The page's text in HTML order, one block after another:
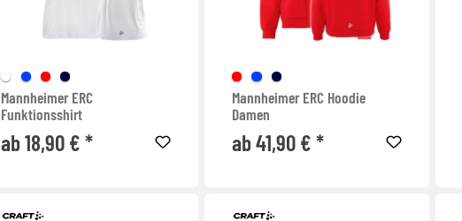
Mannheimer ERC
Funktionsshirt
ab 18,90 € *
Mannheimer ERC Hoodie
Damen
ab 41,90 € *